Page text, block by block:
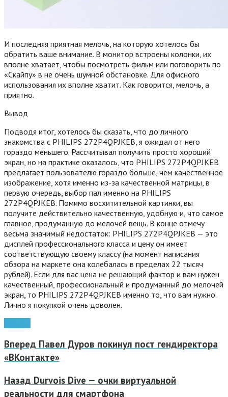
И последняя приятная мелочь, на которую хотелось бы
обратить ваше внимание. В монитор встроены колонки, их
вполне хватает, чтобы посмотреть фильм или поговорить по
«Скайпу» в не очень шумной обстановке. Для офисного
использования их вполне хватит. Как говорится, мелочь, а
приятно.
Вывод
Подводя итог, хотелось бы сказать, что до личного
знакомства с PHILIPS 272P4QPJKEB, я ожидал от него
гораздо меньшего. Рассчитывал получить просто хороший
экран, но на практике оказалось, что PHILIPS 272P4QPJKEB
предлагает пользователю гораздо больше, чем качественное
изображение, хотя именно из-за качественной матрицы, в
первую очередь, выбор пал именно на PHILIPS
272P4QPJKEB. Помимо восхитительной картинки, вы
получите действительно качественную, удобную и, что самое
главное, продуманную до мелочей вещь. В конце отмечу
весьма значимый недостаток: PHILIPS 272P4QPJKEB — это
дисплей профессионального класса и цену он имеет
соответствующую своему классу (на момент написания
обзора на маркете она колебалась в пределах 22 тысяч
рублей). Если для вас цена не решающий фактор и вам нужен
качественный, профессиональный и продуманный до мелочей
экран, то PHILIPS 272P4QPJKEB именно то, что вам нужно.
Лично я покупкой очень доволен.
Вперед Павел Дуров покинул пост гендиректора
«ВКонтакте»
Назад Durvois Dive — очки виртуальной
реальности для смартфона